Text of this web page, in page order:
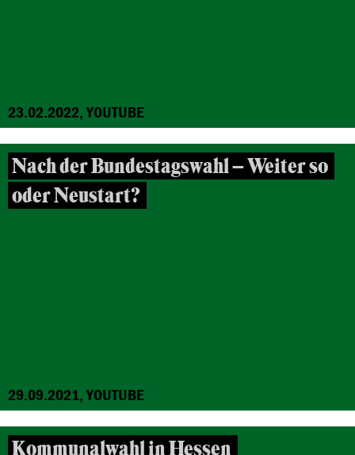
23.02.2022, YOUTUBE
Nach der Bundestagswahl – Weiter so
oder Neustart?
29.09.2021, YOUTUBE
Kommunalwahl in Hessen